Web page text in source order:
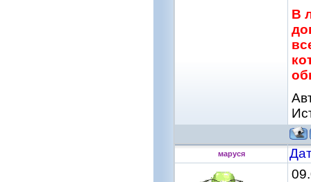
В
маруся